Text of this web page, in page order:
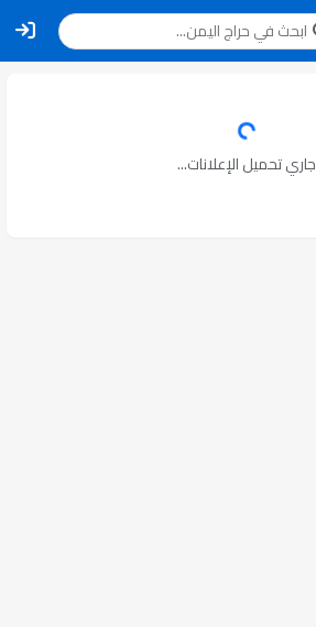
جاري تحميل الإعلانات...